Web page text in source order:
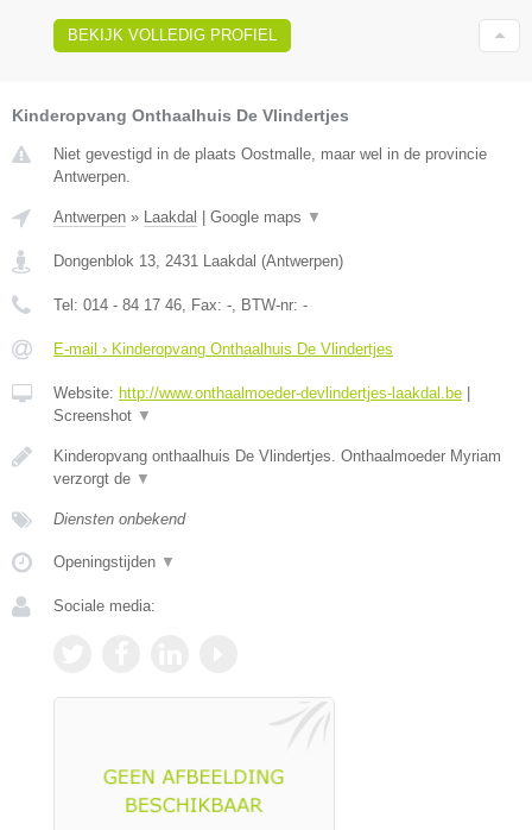
BEKIJK VOLLEDIG PROFIEL
Kinderopvang Onthaalhuis De Vlindertjes
Niet gevestigd in de plaats Oostmalle, maar wel in de provincie
Antwerpen.
Antwerpen » Laakdal | Google maps ▼
Dongenblok 13 2431 Laakdal (Antwerpen)
Tel: 014 - 84 17 46 , Fax: - , BTW-nr: -
E-mail › Kinderopvang Onthaalhuis De Vlindertjes
Website: http://www.onthaalmoeder-devlindertjes-laakdal.be |
Screenshot ▼
Kinderopvang onthaalhuis De Vlindertjes. Onthaalmoeder Myriam
verzorgt de ▼
Diensten onbekend
Openingstijden ▼
Sociale media: